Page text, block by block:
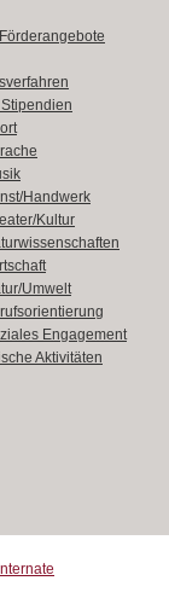
Handwerk
Kultur
Umwelt
Engagement
Aktivitäten